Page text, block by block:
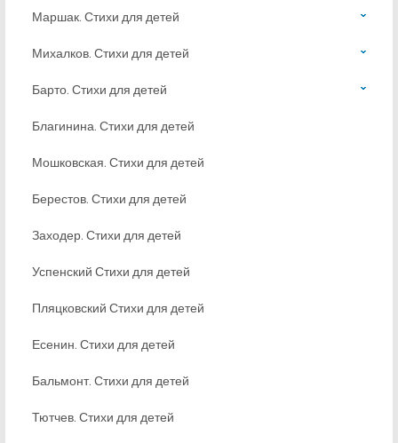
Маршак. Стихи для детей
Михалков. Стихи для детей
Барто. Стихи для детей
Благинина. Стихи для детей
Мошковская. Стихи для детей
Берестов. Стихи для детей
Заходер. Стихи для детей
Успенский Стихи для детей
Пляцковский Стихи для детей
Есенин. Стихи для детей
Бальмонт. Стихи для детей
Тютчев. Стихи для детей